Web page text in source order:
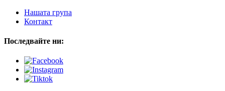
Нашата група
Контакт
Последвайте ни: